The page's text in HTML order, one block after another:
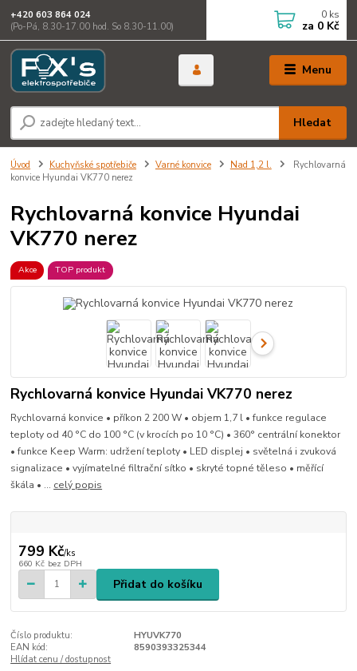
Menu
Hledat
+420 603 864 024
(Po-Pá, 8.30-17.00 hod. So 8.30-11.00)
0 ks
za 0 Kč
Úvod Kuchyňské spotřebiče Varné konvice Nad 1,2 l.
Rychlovarná
konvice Hyundai VK770 nerez
Rychlovarná konvice Hyundai
VK770 nerez
Akce TOP produkt
Rychlovarná konvice Hyundai VK770 nerez
Rychlovarná konvice • příkon 2 200 W • objem 1,7 l • funkce regulace
teploty od 40 °C do 100 °C (v krocích po 10 °C) • 360° centrální konektor
• funkce Keep Warm: udržení teploty • LED displej • světelná i zvuková
signalizace • vyjímatelné filtrační sítko • skryté topné těleso • měřící
škála • ... celý popis
799 Kč/ks
660 Kč bez DPH
Přidat do košíku
Číslo produktu:
HYUVK770
EAN kód:
8590393325344
Hlídat cenu / dostupnost